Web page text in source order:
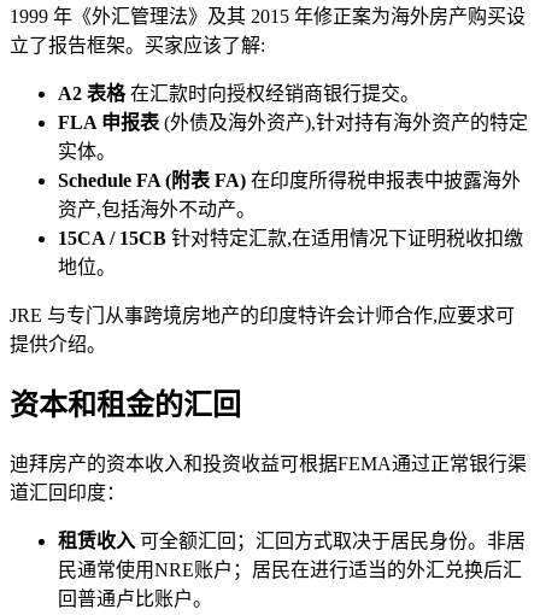
1999 年《外汇管理法》及其 2015 年修正案为海外房产购买设
立了报告框架。买家应该了解:
A2 表格 在汇款时向授权经销商银行提交。
FLA 申报表 (外债及海外资产),针对持有海外资产的特定
实体。
Schedule FA (附表 FA) 在印度所得税申报表中披露海外
资产,包括海外不动产。
15CA / 15CB 针对特定汇款,在适用情况下证明税收扣缴
地位。
JRE 与专门从事跨境房地产的印度特许会计师合作,应要求可
提供介绍。
资本和租金的汇回
迪拜房产的资本收入和投资收益可根据FEMA通过正常银行渠
道汇回印度：
租赁收入 可全额汇回；汇回方式取决于居民身份。非居
民通常使用NRE账户；居民在进行适当的外汇兑换后汇
回普通卢比账户。